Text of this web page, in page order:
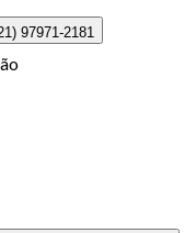
97971-2181